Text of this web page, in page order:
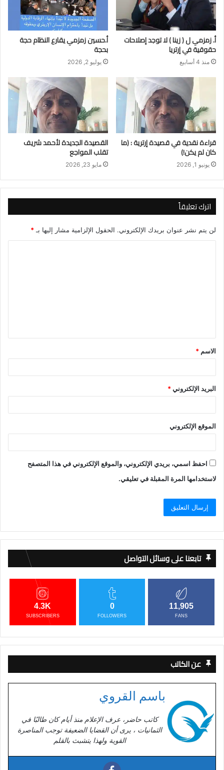
أ. زمزمي ل ( زينا ) لا توجد إصلاحات
حقوقية في إرتريا
منذ 4 أسابيع
أ.حسين زمزمي يقارع النظام حجة
بحجة
يوليو 2, 2026
قراءة نقدية في قصيدة إرترية : (ما
كان لم يكن!)
يونيو 1, 2026
القصيدة الجديدة لأحمد شريف
تقلب المواجع
مايو 23, 2026
اترك تعليقاً
لن يتم نشر عنوان بريدك الإلكتروني. الحقول الإلزامية مشار إليها بـ*
ق
*
الاسم *
البريد الإلكتروني*
الموقع الإلكتروني
احفظ اسمي، بريدي الإلكتروني، والموقع الإلكتروني في هذا المتصفح
لاستخدامها المرة المقبلة في تعليقي.
تابعنا على وسائل التواصل
11,905
FANS
0
FOLLOWERS
4.3K
SUBSCRIBERS
عن الكاتب
باسم القروي
كاتب حاضر، عرف الإعلام منذ أيام كان طالبًا في
الثمانيات ، يرى أن القضايا الضعيفة توجب المناصرة
القوية ولهذا يتشبث بالقلم